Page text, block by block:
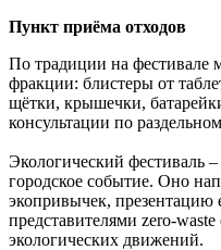
Пункт приёма отходов
По традиции на фестивале
фракции: блистеры от
щётки, крышечки,
консультации по
Экологический фестиваль
городское событие. Оно
экопривычек, презентацию
представителями zero-
экологических движений.